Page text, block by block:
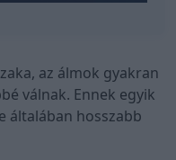
az álmok gyakran
válnak. Ennek egyik
általában hosszabb